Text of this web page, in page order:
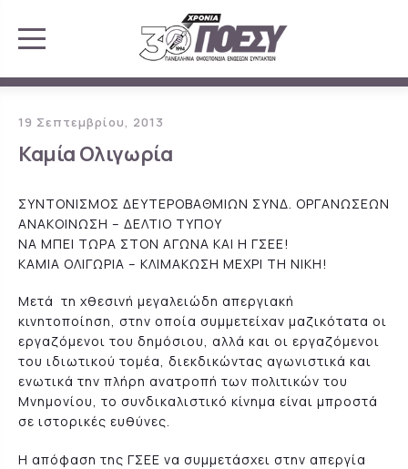
19 Σεπτεμβρίου, 2013
Καμία Ολιγωρία
ΣΥΝΤΟΝΙΣΜΟΣ ΔΕΥΤΕΡΟΒΑΘΜΙΩΝ ΣΥΝΔ. ΟΡΓΑΝΩΣΕΩΝ
ΑΝΑΚΟΙΝΩΣΗ – ΔΕΛΤΙΟ ΤΥΠΟΥ
ΝΑ ΜΠΕΙ ΤΩΡΑ ΣΤΟΝ ΑΓΩΝΑ ΚΑΙ Η ΓΣΕΕ!
ΚΑΜΙΑ ΟΛΙΓΩΡΙΑ – ΚΛΙΜΑΚΩΣΗ ΜΕΧΡΙ ΤΗ ΝΙΚΗ!
Μετά τη χθεσινή μεγαλειώδη απεργιακή
κινητοποίηση, στην οποία συμμετείχαν μαζικότατα οι
εργαζόμενοι του δημόσιου, αλλά και οι εργαζόμενοι
του ιδιωτικού τομέα, διεκδικώντας αγωνιστικά και
ενωτικά την πλήρη ανατροπή των πολιτικών του
Μνημονίου, το συνδικαλιστικό κίνημα είναι μπροστά
σε ιστορικές ευθύνες.
Η απόφαση της ΓΣΕΕ να συμμετάσχει στην απεργία